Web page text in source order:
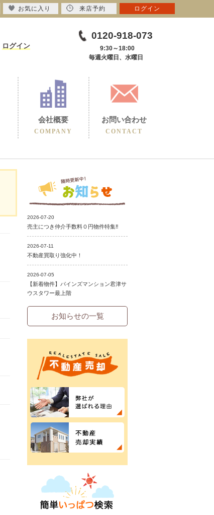
ログイン
0120-918-073
9:30～18:00
毎週火曜日、水曜日
会社概要
COMPANY
お問い合わせ
CONTACT
お知らせの一覧
お気に入り 来店予約 ログイン